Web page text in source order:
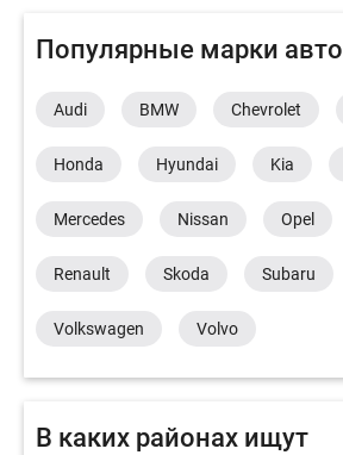
Популярные марки авто
Audi BMW Chevrolet
Honda Hyundai Kia
Mercedes Nissan Opel
Renault Skoda Subaru
Volkswagen Volvo
В каких районах ищут